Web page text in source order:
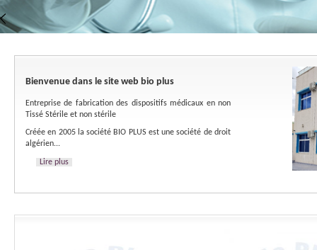
Bienvenue dans le site web bio plus
Entreprise de fabrication des dispositifs médicaux en non
Tissé Stérile et non stérile
Créée en 2005 la société BIO PLUS est une société de droit
algérien...
Lire plus